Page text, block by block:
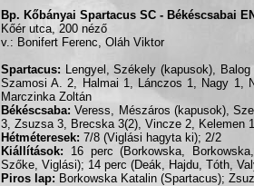
Bp. Kőbányai Spartacus SC - Békéscsabai
Kőér utca, 200 néző
v.: Bonifert Ferenc, Oláh Viktor
Spartacus: Lengyel, Székely (kapusok),
Szamosi A. 2, Halmai 1, Lánczos 1, Nagy 1,
Marczinka Zoltán
Békéscsaba: Veress, Mészáros (kapusok),
3, Zsuzsa 3, Brecska 3(2), Vincze 2, Kelemen
Hétméteresek: 7/8 (Viglási hagyta ki); 2/2
Kiállítások: 16 perc (Borkowska,
Szőke, Viglási); 14 perc (Deák, Hajdu, Tóth,
Piros lap: Borkowska Katalin (Spartacus);